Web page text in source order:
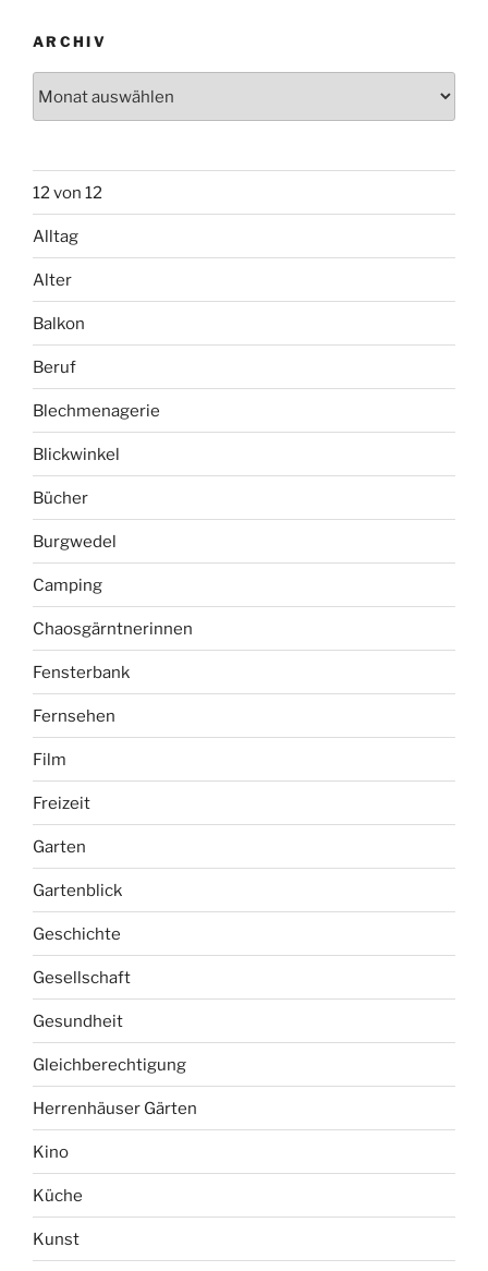
ARCHIV
12 von 12
Alltag
Alter
Balkon
Beruf
Blechmenagerie
Blickwinkel
Bücher
Burgwedel
Camping
Chaosgärntnerinnen
Fensterbank
Fernsehen
Film
Freizeit
Garten
Gartenblick
Geschichte
Gesellschaft
Gesundheit
Gleichberechtigung
Herrenhäuser Gärten
Kino
Küche
Kunst